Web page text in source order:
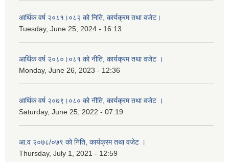
आर्थिक वर्ष २०८१।०८२ को निति, कार्यक्रम तथा वजेट।
Tuesday, June 25, 2024 - 16:13
आर्थिक वर्ष २०८०।०८१ को नीति, कार्यक्रम तथा वजेट ।
Monday, June 26, 2023 - 12:36
आर्थिक वर्ष २०७९।०८० को नीति, कार्यक्रम तथा वजेट ।
Saturday, June 25, 2022 - 07:19
आ.व २०७८/०७९ को निति, कार्यक्रम तथा वजेट ।
Thursday, July 1, 2021 - 12:59